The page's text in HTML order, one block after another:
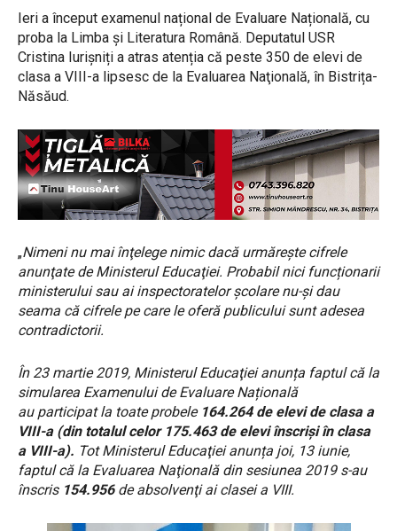
Ieri a început examenul național de Evaluare Națională, cu
proba la Limba și Literatura Română. Deputatul USR
Cristina Iurișniți a atras atenția că peste 350 de elevi de
clasa a VIII-a lipsesc de la Evaluarea Naţională, în Bistrița-
Năsăud.
„Nimeni nu mai înţelege nimic dacă urmăreşte cifrele
anunţate de Ministerul Educaţiei. Probabil nici funcționarii
ministerului sau ai inspectoratelor școlare nu-şi dau
seama că cifrele pe care le oferă publicului sunt adesea
contradictorii.
În 23 martie 2019, Ministerul Educaţiei anunța faptul că la
simularea Examenului de Evaluare Națională
auparticipat la toate probele 164.264 de elevi de clasa a
VIII-a (din totalul celor 175.463de elevi înscrişi în clasa
a VIII-a). Tot Ministerul Educaţiei anunța joi, 13 iunie,
faptul că la Evaluarea Naţională din sesiunea 2019 s-au
înscris 154.956de absolvenţi ai clasei a VIII.